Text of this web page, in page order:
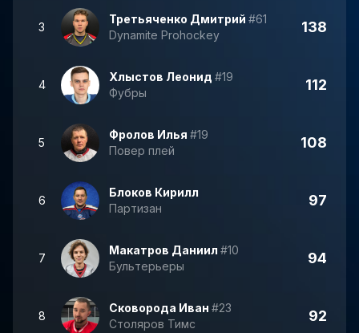
3
Третьяченко Дмитрий #61
Dynamite Prohockey
138
4
Хлыстов Леонид #19
Фубры
112
5
Фролов Илья #19
Повер плей
108
6
Блоков Кирилл
Партизан
97
7
Макатров Даниил #10
Бультерьеры
94
8
Сковорода Иван #23
Столяров Тимс
92